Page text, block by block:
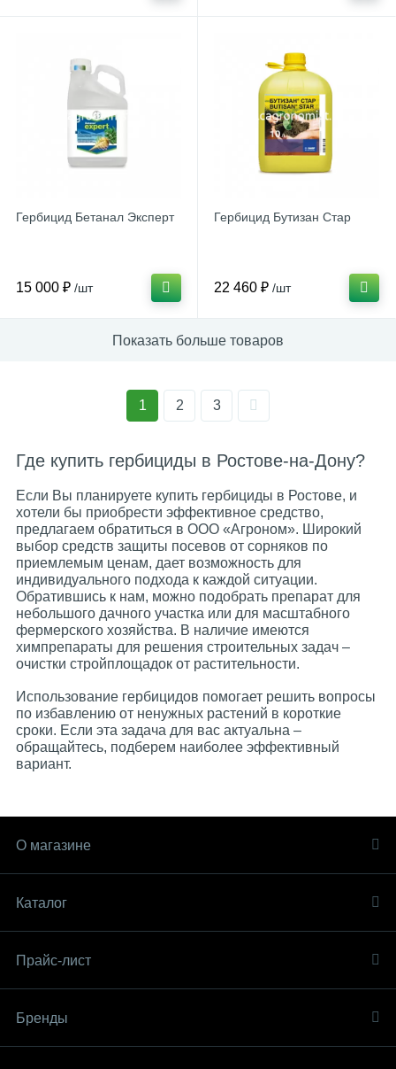
Гербицид Бетанал Эксперт
15 000 ₽ /шт
Гербицид Бутизан Стар
22 460 ₽ /шт
Показать больше товаров
1 2 3
Где купить гербициды в Ростове-на-Дону?
Если Вы планируете купить гербициды в Ростове, и
хотели бы приобрести эффективное средство,
предлагаем обратиться в ООО «Агроном». Широкий
выбор средств защиты посевов от сорняков по
приемлемым ценам, дает возможность для
индивидуального подхода к каждой ситуации.
Обратившись к нам, можно подобрать препарат для
небольшого дачного участка или для масштабного
фермерского хозяйства. В наличие имеются
химпрепараты для решения строительных задач –
очистки стройплощадок от растительности.
Использование гербицидов помогает решить вопросы
по избавлению от ненужных растений в короткие
сроки. Если эта задача для вас актуальна –
обращайтесь, подберем наиболее эффективный
вариант.
О магазине
Каталог
Прайс-лист
Бренды